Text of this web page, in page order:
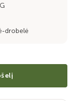
drobelė